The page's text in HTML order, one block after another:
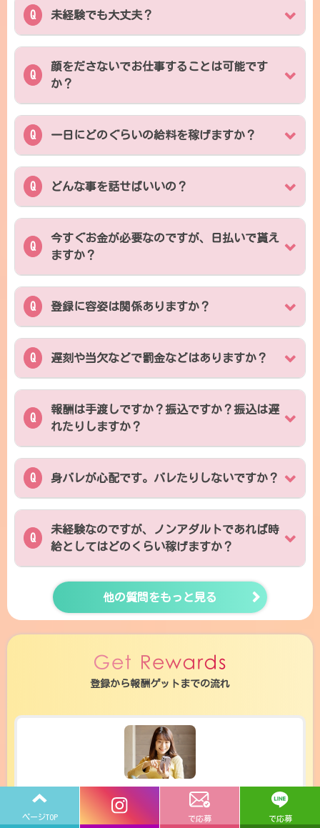
ページTOP で応募 で応募
未経験でも大丈夫？
顔をださないでお仕事することは可能です
か？
一日にどのぐらいの給料を稼げますか？
どんな事を話せばいいの？
今すぐお金が必要なのですが、日払いで貰え
ますか？
登録に容姿は関係ありますか？
遅刻や当欠などで罰金などはありますか？
報酬は手渡しですか？振込ですか？振込は遅
れたりしますか？
身バレが心配です。バレたりしないですか？
未経験なのですが、ノンアダルトであれば時
給としてはどのくらい稼げますか？
他の質問をもっと見る
登録から報酬ゲットまでの流れ
1 ライバーサポートグループへ応募